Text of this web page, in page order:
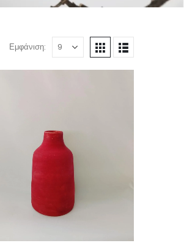
Εμφάνιση: